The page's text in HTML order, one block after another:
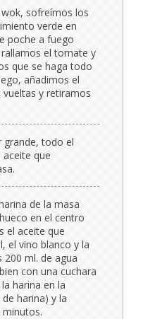
sofreímos los
verde en
poche a fuego
el tomate y
que se haga todo
añadimos el
y retiramos
grande, todo el
que
de la masa
en el centro
el aceite que
el vino blanco y la
200 ml. de agua
con una cuchara
harina en la
harina) y la